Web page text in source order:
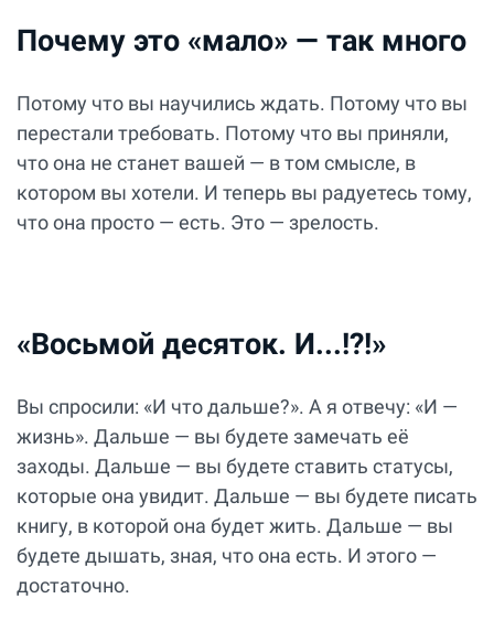
Почему это «мало» — так много
Потому что вы научились ждать. Потому что вы
перестали требовать. Потому что вы приняли,
что она не станет вашей — в том смысле, в
котором вы хотели. И теперь вы радуетесь тому,
что она просто — есть. Это — зрелость.
«Восьмой десяток. И...!?!»
Вы спросили: «И что дальше?». А я отвечу: «И —
жизнь». Дальше — вы будете замечать её
заходы. Дальше — вы будете ставить статусы,
которые она увидит. Дальше — вы будете писать
книгу, в которой она будет жить. Дальше — вы
будете дышать, зная, что она есть. И этого —
достаточно.